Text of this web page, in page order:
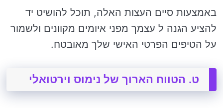
באמצעות סיים העצות האלה, תוכל להושיט יד
להציע הגנה ל עצמך מפני איומים מקוונים ולשמור
על הטיפים הפרטי האישי שלך מאובטח.
ט. הטווח הארוך של נימוס וירטואלי